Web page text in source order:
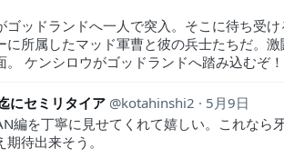
ゴッドランドへ一人で突入。そこに待ち受
に所属したマッド軍曹と彼の兵士たちだ。
。 ケンシロウがゴッドランドへ踏み込むぞ！
にセミリタイア kotahinshi2
5月9日
編を丁寧に見せてくれて嬉しい。これなら
待出来そう。